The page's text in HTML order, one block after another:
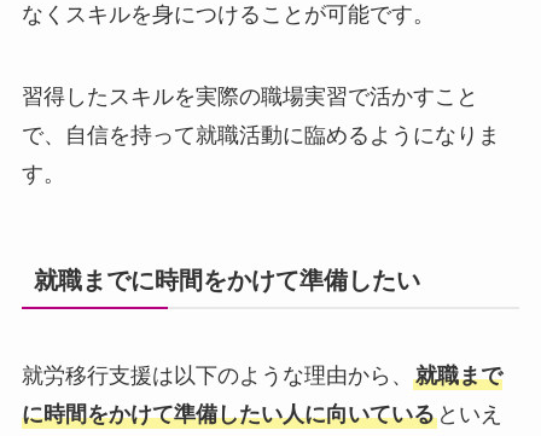
なくスキルを身につけることが可能です。
習得したスキルを実際の職場実習で活かすこと
で、自信を持って就職活動に臨めるようになりま
す。
就職までに時間をかけて準備したい
就労移行支援は以下のような理由から、 就職まで
に時間をかけて準備したい人に向いているといえ